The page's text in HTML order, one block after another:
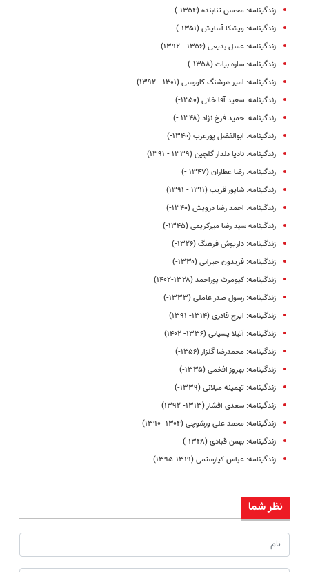
زندگینامه: محسن تنابنده (۱۳۵۴-)
زندگینامه: ویشکا آسایش (۱۳۵۱-)
زندگینامه: عسل بدیعی (۱۳۵۶ - ۱۳۹۲)
زندگینامه: ساره بیات (۱۳۵۸-)
زندگینامه: امیر هوشنگ کاووسی (۱۳۰۱ - ۱۳۹۲)
زندگینامه: سعید آقا خانی (۱۳۵۰-)
زندگینامه: حمید فرخ‌ نژاد (۱۳۴۸ -)
زندگینامه: ابوالفضل پورعرب (۱۳۴۰-)
زندگینامه: نادیا دلدار گلچین (۱۳۳۹ - ۱۳۹۱)
زندگینامه: رضا عطاران (۱۳۴۷ -)
زندگینامه: شاپور قریب (۱۳۱۱ - ۱۳۹۱)
زندگینامه: احمد رضا درویش (۱۳۴۰-)
زندگینامه سید رضا میرکریمی (۱۳۴۵-)
زندگینامه: داریوش فرهنگ (۱۳۲۶-)
زندگینامه: فریدون جیرانی (۱۳۳۰-)
زندگینامه: کیومرث پوراحمد (۱۳۲۸-۱۴۰۲)
زندگینامه: رسول صدر عاملی (۱۳۳۳-)
زندگینامه: ایرج قادری (۱۳۱۴- ۱۳۹۱)
زندگینامه: آتیلا پسیانی (۱۳۳۶- ۱۴۰۲)
زندگینامه: محمدرضا گلزار (۱۳۵۶-)
زندگینامه: بهروز افخمی (۱۳۳۵-)
زندگینامه: تهمینه میلانی (۱۳۳۹-)
زندگینامه: سعدی افشار (۱۳۱۳- ۱۳۹۲)
زندگینامه: محمد علی ورشوچی (۱۳۰۴- ۱۳۹۰)
زندگینامه: بهمن قبادی (۱۳۴۸-)
زندگینامه: عباس کیارستمی (۱۳۱۹-۱۳۹۵)
نظر شما